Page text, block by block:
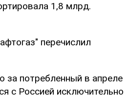
1,8 млрд.
перечислил
за потребленный в апреле
с Россией исключительно